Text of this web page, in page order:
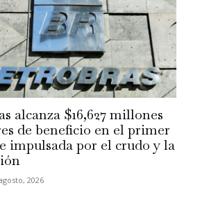
alcanza $16,627 millones
de beneficio en el primer
impulsada por el crudo y la
2026